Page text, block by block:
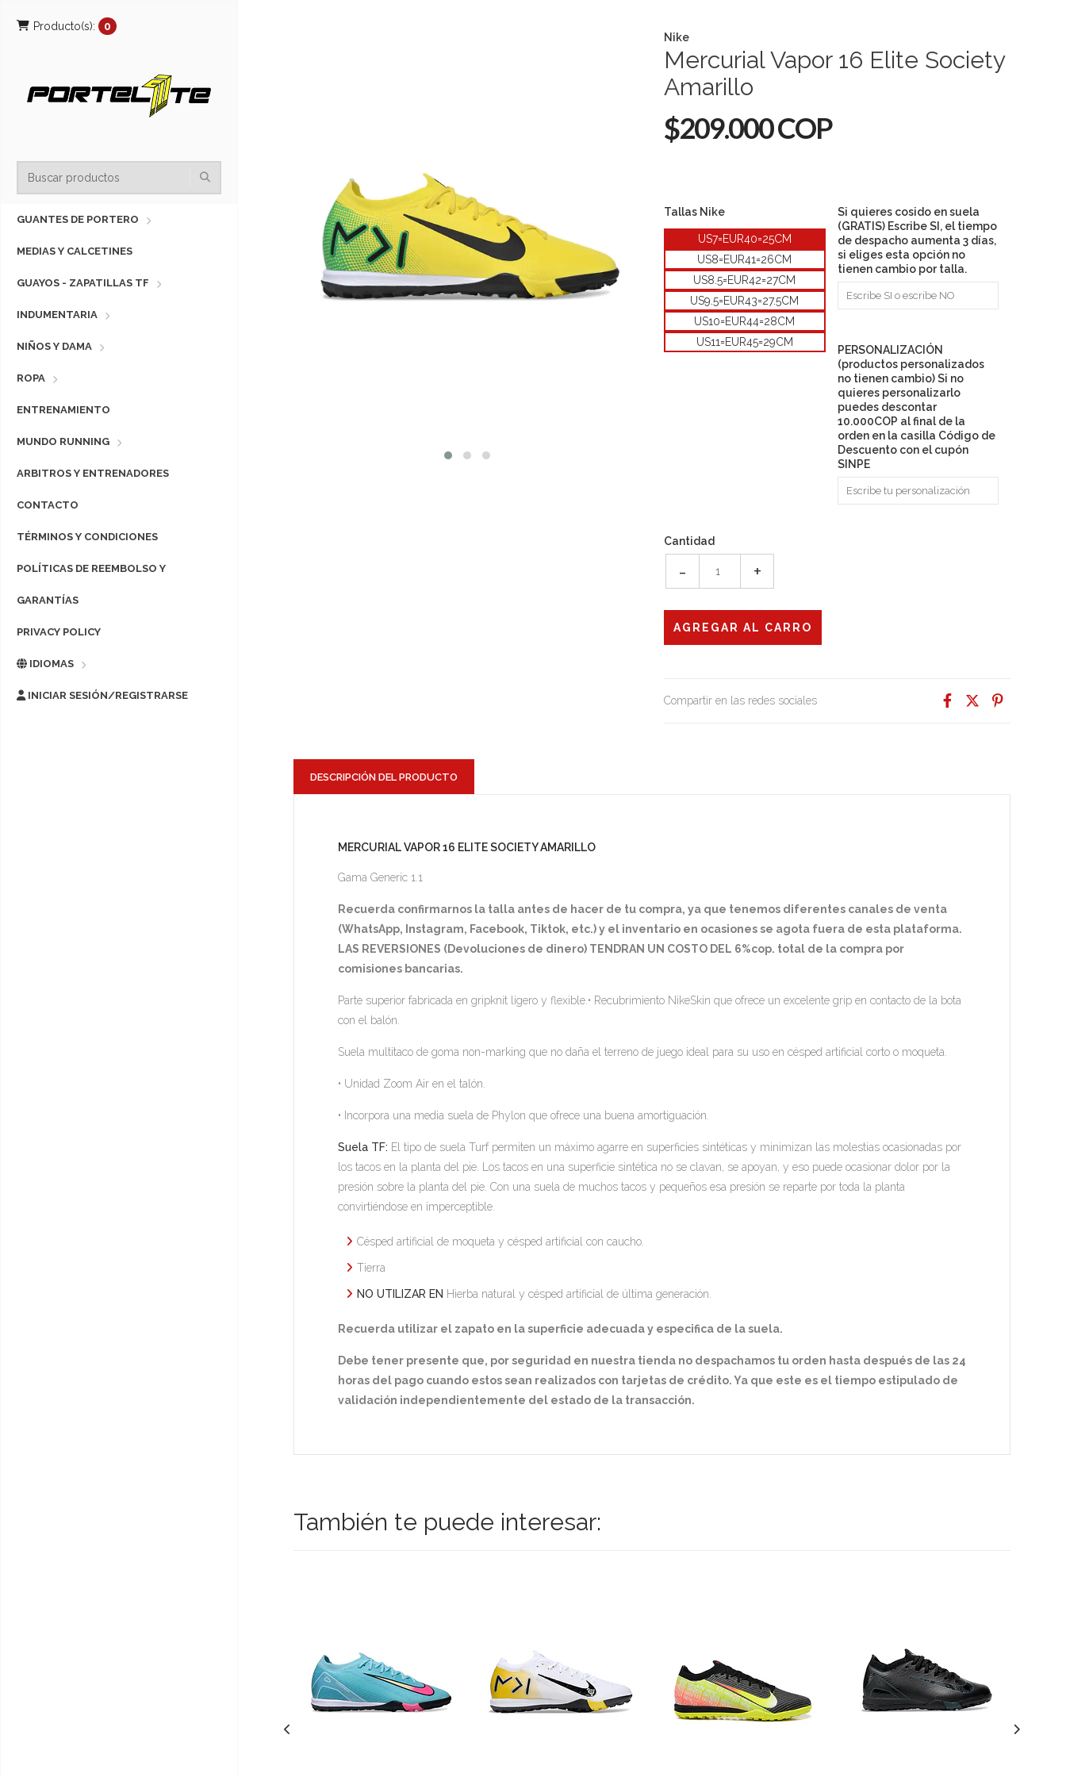
Producto(s): 0
GUANTES DE PORTERO
MEDIAS Y CALCETINES
GUAYOS - ZAPATILLAS TF
INDUMENTARIA
NIÑOS Y DAMA
ROPA
ENTRENAMIENTO
MUNDO RUNNING
ARBITROS Y ENTRENADORES
CONTACTO
TÉRMINOS Y CONDICIONES
POLÍTICAS DE REEMBOLSO Y
GARANTÍAS
PRIVACY POLICY
IDIOMAS
INICIAR SESIÓN/REGISTRARSE
Nike
Mercurial Vapor 16 Elite Society
Amarillo
$209.000 COP
Tallas Nike
US7=EUR40=25CM
US8=EUR41=26CM
US8.5=EUR42=27CM
US9.5=EUR43=27.5CM
US10=EUR44=28CM
US11=EUR45=29CM
Si quieres cosido en suela
(GRATIS) Escribe SI, el tiempo
de despacho aumenta 3 días,
si eliges esta opción no
tienen cambio por talla.
PERSONALIZACIÓN
(productos personalizados
no tienen cambio) Si no
quieres personalizarlo
puedes descontar
10.000COP al final de la
orden en la casilla Código de
Descuento con el cupón
SINPE
Cantidad
- +
Compartir en las redes sociales
DESCRIPCIÓN DEL PRODUCTO
MERCURIAL VAPOR 16 ELITE SOCIETY AMARILLO
Gama Generic 1.1
Recuerda confirmarnos la talla antes de hacer de tu compra, ya que tenemos diferentes canales de venta
(WhatsApp, Instagram, Facebook, Tiktok, etc.) y el inventario en ocasiones se agota fuera de esta plataforma.
LAS REVERSIONES (Devoluciones de dinero) TENDRAN UN COSTO DEL 6%cop. total de la compra por
comisiones bancarias.
Parte superior fabricada en gripknit ligero y flexible.• Recubrimiento NikeSkin que ofrece un excelente grip en contacto de la bota
con el balón.
Suela multitaco de goma non-marking que no daña el terreno de juego ideal para su uso en césped artificial corto o moqueta.
• Unidad Zoom Air en el talón.
• Incorpora una media suela de Phylon que ofrece una buena amortiguación.
Suela TF: El tipo de suela Turf permiten un máximo agarre en superficies sintéticas y minimizan las molestias ocasionadas por
los tacos en la planta del pie. Los tacos en una superficie sintética no se clavan, se apoyan, y eso puede ocasionar dolor por la
presión sobre la planta del pie. Con una suela de muchos tacos y pequeños esa presión se reparte por toda la planta
convirtiéndose en imperceptible.
Césped artificial de moqueta y césped artificial con caucho.
Tierra
NO UTILIZAR EN Hierba natural y césped artificial de última generación.
Recuerda utilizar el zapato en la superficie adecuada y especifica de la suela.
Debe tener presente que, por seguridad en nuestra tienda no despachamos tu orden hasta después de las 24
horas del pago cuando estos sean realizados con tarjetas de crédito. Ya que este es el tiempo estipulado de
validación independientemente del estado de la transacción.
También te puede interesar: